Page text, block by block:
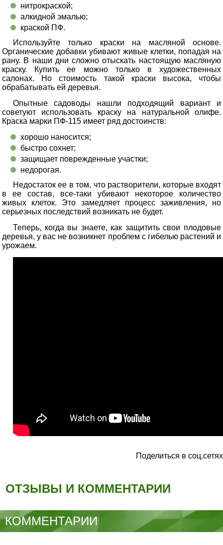
нитрокраской;
алкидной эмалью;
краской ПФ.
Используйте только краски на масляной основе.
Органические добавки убивают живые клетки, попадая на
рану. В наши дни сложно отыскать настоящую масляную
краску. Купить ее можно только в художественных
салонах. Но стоимость такой краски высока, чтобы
обрабатывать ей деревья.
Опытные садоводы нашли подходящий вариант и
советуют использовать краску на натуральной олифе.
Краска марки ПФ-115 имеет ряд достоинств:
хорошо наносится;
быстро сохнет;
защищает поврежденные участки;
недорогая.
Недостаток ее в том, что растворители, которые входят
в ее состав, все-таки убивают некоторое количество
живых клеток. Это замедляет процесс заживления, но
серьезных последствий возникать не будет.
Теперь, когда вы знаете, как защитить свои плодовые
деревья, у вас не возникнет проблем с гибелью растений и
урожаем.
Поделиться в соц.сетях
ОТЗЫВЫ И КОММЕНТАРИИ
КОММЕНТАРИИ